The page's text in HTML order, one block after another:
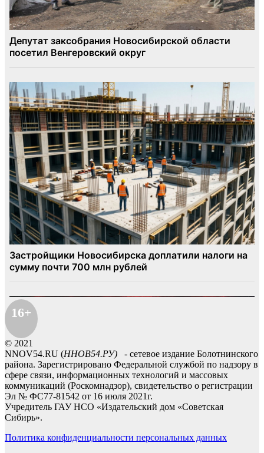
16+
© 2021
NNOV54.RU (ННОВ54.РУ) - сетевое издание Болотнинского
района. Зарегистрировано Федеральной службой по надзору в
сфере связи, информационных технологий и массовых
коммуникаций (Роскомнадзор), свидетельство о регистрации
Эл № ФС77-81542 от 16 июля 2021г.
Учредитель ГАУ НСО «Издательский дом «Советская
Сибирь».
Политика конфиденциальности персональных данных